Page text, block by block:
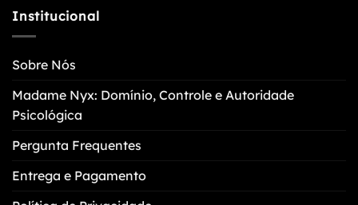
opções
podem
ser
escolhidas
página
do
produto
na
Institucional
Sobre Nós
Madame Nyx: Domínio, Controle e Autoridade
Psicológica
Pergunta Frequentes
Entrega e Pagamento